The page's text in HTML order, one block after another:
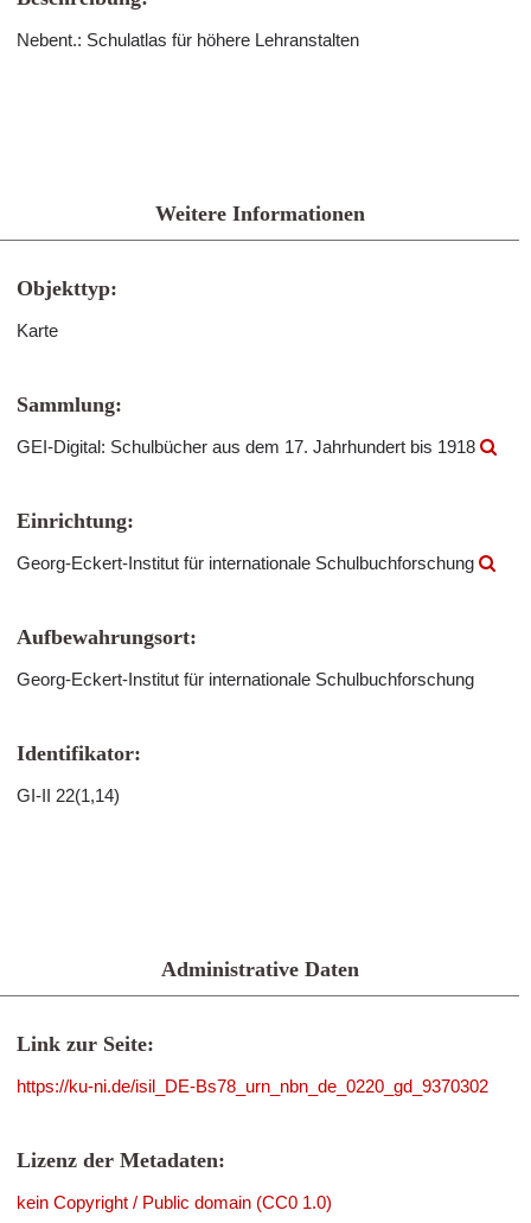
Nebent.: Schulatlas für höhere Lehranstalten
Weitere Informationen
Objekttyp:
Karte
Sammlung:
GEI-Digital: Schulbücher aus dem 17. Jahrhundert bis 1918
Einrichtung:
Georg-Eckert-Institut für internationale Schulbuchforschung
Aufbewahrungsort:
Georg-Eckert-Institut für internationale Schulbuchforschung
Identifikator:
GI-II 22(1,14)
Administrative Daten
Link zur Seite:
https://ku-ni.de/isil_DE-Bs78_urn_nbn_de_0220_gd_9370302
Lizenz der Metadaten:
kein Copyright / Public domain (CC0 1.0)